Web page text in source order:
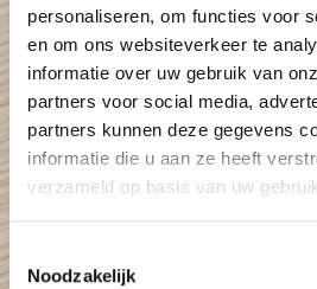
personaliseren, om functies voor
en om ons websiteverkeer te
informatie over uw gebruik van
partners voor social media,
partners kunnen deze gegevens
informatie die u aan ze heeft
verzameld op basis van uw
Toestemmingsselectie
Noodzakelijk